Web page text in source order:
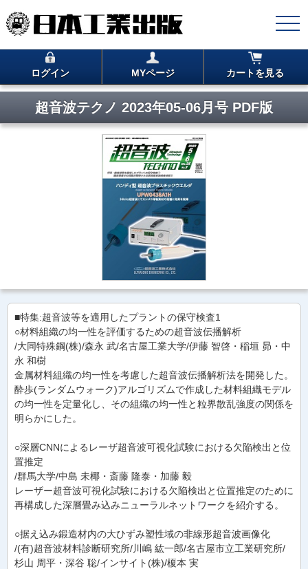
ログイン MYページ カートを見る
超音波テクノ 2023年05-06月号 PDF版
■特集:超音波等を適用したプラントの保守検査1
○材料組織の均一性を評価するための超音波伝播解析
/大同特殊鋼(株)/森永 武/名古屋工業大学/伊藤 智啓・稲垣 昴・中
永 和樹
金属材料組織の均一性を考慮した超音波伝播解析法を開発した。
酔歩(ランダムウォーク)アルゴリズムで作成した材料組織モデル
の均一性を定量化し、その組織の均一性と粒界散乱強度の関係を
明らかにした。
○深層CNNによるレーザ超音波可視化試験における欠陥検出と位
置推定
/群馬大学/中島 未椰・斎藤 隆泰・加藤 毅
レーザー超音波可視化試験における欠陥検出と位置推定のために
再構成した深層畳み込みニューラルネットワークを紹介する。
○据え込み鍛造材内の大ひずみ塑性域の非線形超音波画像化
/(有)超音波材料診断研究所/川嶋 紘一郎/名古屋市立工業研究所/
杉山 周平・深谷 聡/インサイト(株)/榎本 実